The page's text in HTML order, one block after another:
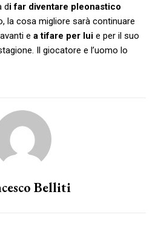
di far diventare pleonastico
la cosa migliore sarà continuare
e a tifare per lui e per il suo
Il giocatore e l’uomo lo
Belliti